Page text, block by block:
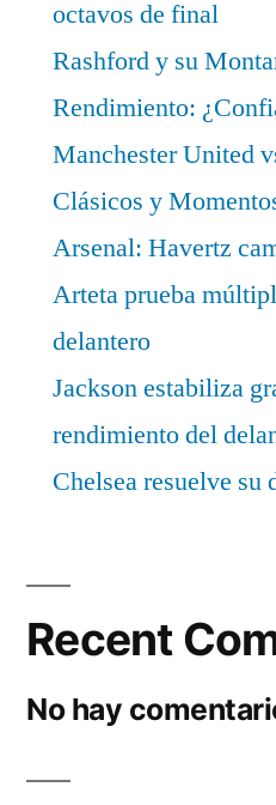
octavos de final
Rashford y su
Rendimiento:
Manchester United
Clásicos y
Arsenal: Havertz
Arteta prueba
delantero
Jackson estabiliza
rendimiento del
Chelsea resuelve
Recent
No hay